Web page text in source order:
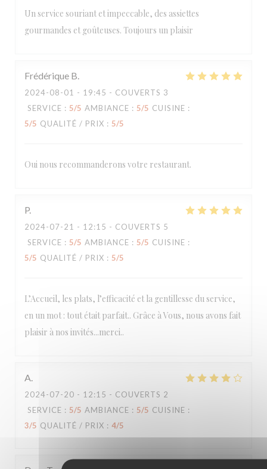
Un service souriant et impeccable, des assiettes
gourmandes et goûteuses. Toujours un plaisir
Frédérique B
2024-08-01 - 19:45 - COUVERTS 3
SERVICE : 5/5 AMBIANCE : 5/5 CUISINE :
5/5 QUALITÉ / PRIX : 5/5
Oui nous recommanderons votre restaurant.
P
2024-07-21 - 12:15 - COUVERTS 5
SERVICE : 5/5 AMBIANCE : 5/5 CUISINE :
5/5 QUALITÉ / PRIX : 5/5
L’Accueil, les plats, l’efficacité et la gentillesse du service,
en un mot : tout était parfait.. Grâce à Vous, nous avons fait
plaisir à nos invités...merci..
A
2024-07-20 - 12:15 - COUVERTS 2
SERVICE : 5/5 AMBIANCE : 5/5 CUISINE :
3/5 QUALITÉ / PRIX : 4/5